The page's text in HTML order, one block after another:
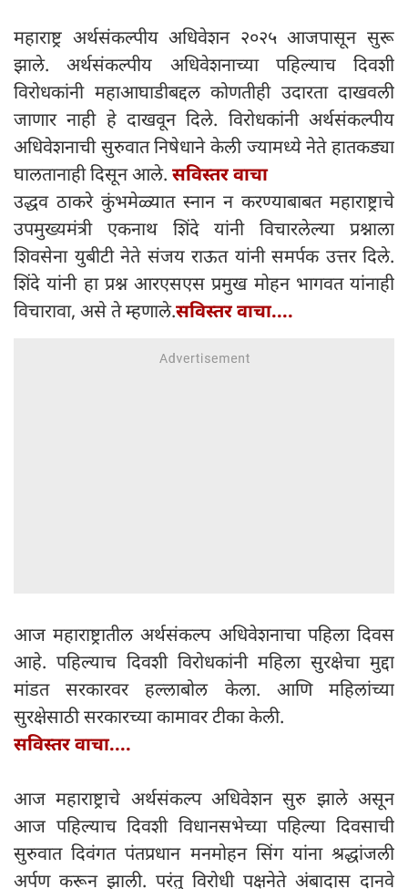
महाराष्ट्र अर्थसंकल्पीय अधिवेशन २०२५ आजपासून सुरू
झाले. अर्थसंकल्पीय अधिवेशनाच्या पहिल्याच दिवशी
विरोधकांनी महाआघाडीबद्दल कोणतीही उदारता दाखवली
जाणार नाही हे दाखवून दिले. विरोधकांनी अर्थसंकल्पीय
अधिवेशनाची सुरुवात निषेधाने केली ज्यामध्ये नेते हातकड्या
घालतानाही दिसून आले. सविस्तर वाचा
उद्धव ठाकरे कुंभमेळ्यात स्नान न करण्याबाबत महाराष्ट्राचे
उपमुख्यमंत्री एकनाथ शिंदे यांनी विचारलेल्या प्रश्नाला
शिवसेना युबीटी नेते संजय राऊत यांनी समर्पक उत्तर दिले.
शिंदे यांनी हा प्रश्न आरएसएस प्रमुख मोहन भागवत यांनाही
विचारावा, असे ते म्हणाले.सविस्तर वाचा....
आज महाराष्ट्रातील अर्थसंकल्प अधिवेशनाचा पहिला दिवस
आहे. पहिल्याच दिवशी विरोधकांनी महिला सुरक्षेचा मुद्दा
मांडत सरकारवर हल्लाबोल केला. आणि महिलांच्या
सुरक्षेसाठी सरकारच्या कामावर टीका केली.
सविस्तर वाचा....
आज महाराष्ट्राचे अर्थसंकल्प अधिवेशन सुरु झाले असून
आज पहिल्याच दिवशी विधानसभेच्या पहिल्या दिवसाची
सुरुवात दिवंगत पंतप्रधान मनमोहन सिंग यांना श्रद्धांजली
अर्पण करून झाली. परंतु विरोधी पक्षनेते अंबादास दानवे